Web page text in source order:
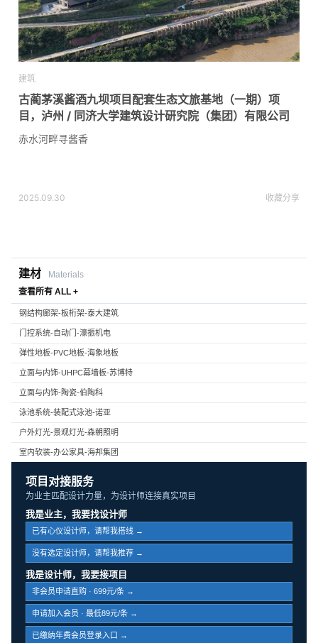
建筑
古蔺茅溪酱酒九坝项目配套生态文旅基地（一期）项
目，泸州 / 同济大学建筑设计研究院（集团）有限公司
赤水河畔寻酱香
2025.09.30 收藏分享
建材
Materials
查看所有 ALL +
钢结构廊架-板桁架-泰大建筑
门控系统-自动门-濠振机电
弹性地板-PVC地板-海象地板
立面与内饰-UHPC幕墙板-苏博特
立面与内饰-陶瓷-伯陶科
泳池系统-装配式泳池-诺亚
户外灯光-景观灯光-森朝照明
室内软装-办公家具-海邦集团
项目对接服务
为业主匹配设计力量，为设计师连接真实项目
我是业主，我要找设计师
已有心仪设计师，请帮我搭线 →
没有选定设计师，请帮我推荐 →
我是设计师，我要接项目
非会员申请直购 · 699元/条 →
申请加入会员 · 最低89元/条 →
已缴纳年费会员登录入口 →